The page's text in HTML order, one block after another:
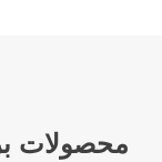
محصولات